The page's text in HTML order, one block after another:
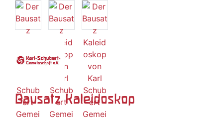
Bausatz Kaleidoskop